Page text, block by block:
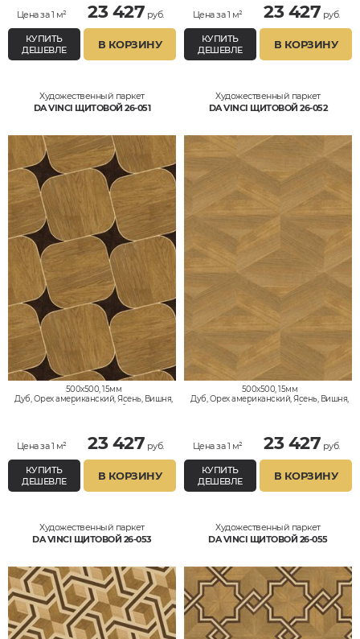
Цена за 1 м² 23 427 руб.
КУПИТЬ
ДЕШЕВЛЕ
В КОРЗИНУ
Цена за 1 м² 23 427 руб.
КУПИТЬ
ДЕШЕВЛЕ
В КОРЗИНУ
Художественный паркет
DA VINCI ЩИТОВОЙ 26-051
500x500, 15мм
Дуб, Орех американский, Ясень, Вишня,
Цена за 1 м² 23 427 руб.
КУПИТЬ
ДЕШЕВЛЕ
В КОРЗИНУ
Художественный паркет
DA VINCI ЩИТОВОЙ 26-052
500x500, 15мм
Дуб, Орех американский, Ясень, Вишня,
Цена за 1 м² 23 427 руб.
КУПИТЬ
ДЕШЕВЛЕ
В КОРЗИНУ
Художественный паркет
DA VINCI ЩИТОВОЙ 26-053
Художественный паркет
DA VINCI ЩИТОВОЙ 26-055